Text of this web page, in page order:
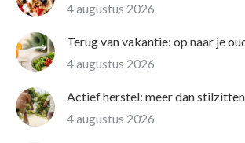
4 augustus 2026
Terug van vakantie: op naar je
4 augustus 2026
Actief herstel: meer dan stilzitten
4 augustus 2026